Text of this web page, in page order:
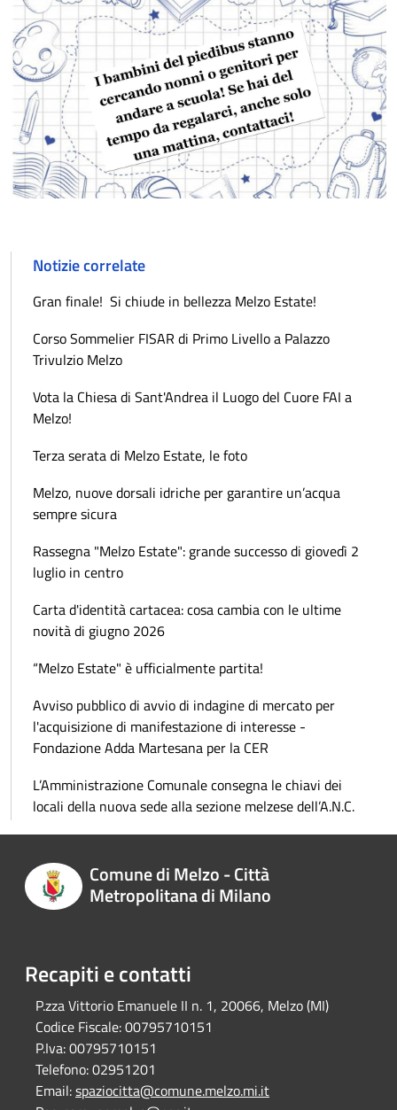
Notizie correlate
Gran finale! Si chiude in bellezza Melzo Estate!
Corso Sommelier FISAR di Primo Livello a Palazzo
Trivulzio Melzo
Vota la Chiesa di Sant'Andrea il Luogo del Cuore FAI a
Melzo!
Terza serata di Melzo Estate, le foto
Melzo, nuove dorsali idriche per garantire un’acqua
sempre sicura
Rassegna "Melzo Estate": grande successo di giovedì 2
luglio in centro
Carta d'identità cartacea: cosa cambia con le ultime
novità di giugno 2026
“Melzo Estate" è ufficialmente partita!
Avviso pubblico di avvio di indagine di mercato per
l'acquisizione di manifestazione di interesse -
Fondazione Adda Martesana per la CER
L’Amministrazione Comunale consegna le chiavi dei
locali della nuova sede alla sezione melzese dell’A.N.C.
Comune di Melzo - Città
Metropolitana di Milano
Recapiti e contatti
P.zza Vittorio Emanuele II n. 1, 20066, Melzo (MI)
Codice Fiscale:00795710151
P.Iva:00795710151
Telefono:02951201
Email:spaziocitta@comune.melzo.mi.it